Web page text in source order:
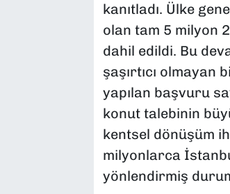
kanıtladı. Ülke
olan tam 5 milyon
dahil edildi. Bu
şaşırtıcı olmayan
yapılan başvuru
konut talebinin
kentsel dönüşüm
milyonlarca
yönlendirmiş